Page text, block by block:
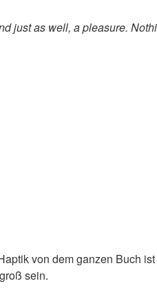
just as well, a pleasure.
von dem ganzen Buch
sein.